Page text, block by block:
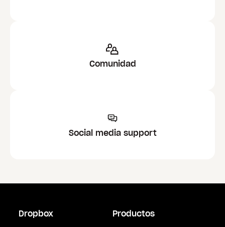
Comunidad
Social media support
Dropbox Productos